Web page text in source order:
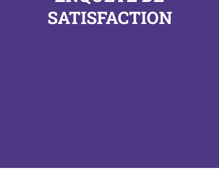
SATISFACTION